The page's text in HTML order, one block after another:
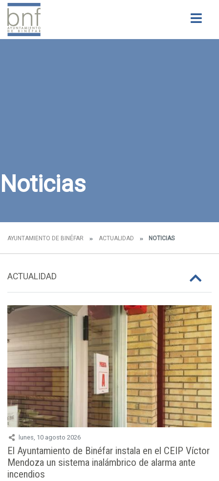
Noticias
AYUNTAMIENTO DE BINÉFAR ACTUALIDAD NOTICIAS
ACTUALIDAD
lunes, 10 agosto 2026
El Ayuntamiento de Binéfar instala en el CEIP Víctor
Mendoza un sistema inalámbrico de alarma ante
incendios